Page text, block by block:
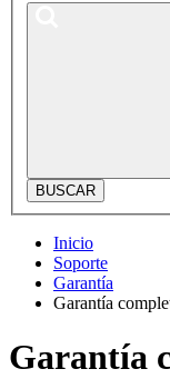
BUSCAR
Inicio
Soporte
Garantía
Garantía
Garantía